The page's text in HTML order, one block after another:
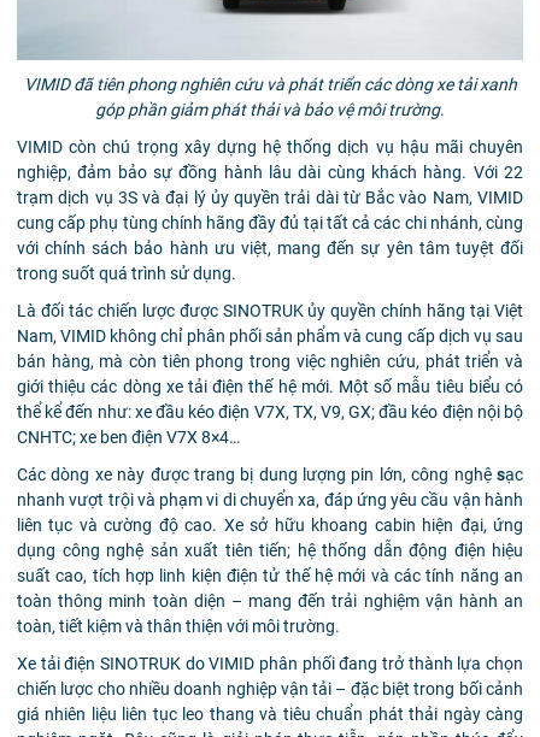
VIMID đã tiên phong nghiên cứu và phát triển các dòng xe tải xanh
góp phần giảm phát thải và bảo vệ môi trường.
VIMID còn chú trọng xây dựng hệ thống dịch vụ hậu mãi chuyên
nghiệp, đảm bảo sự đồng hành lâu dài cùng khách hàng. Với 22
trạm dịch vụ 3S và đại lý ủy quyền trải dài từ Bắc vào Nam, VIMID
cung cấp phụ tùng chính hãng đầy đủ tại tất cả các chi nhánh, cùng
với chính sách bảo hành ưu việt, mang đến sự yên tâm tuyệt đối
trong suốt quá trình sử dụng.
Là đối tác chiến lược được SINOTRUK ủy quyền chính hãng tại Việt
Nam, VIMID không chỉ phân phối sản phẩm và cung cấp dịch vụ sau
bán hàng, mà còn tiên phong trong việc nghiên cứu, phát triển và
giới thiệu các dòng xe tải điện thế hệ mới. Một số mẫu tiêu biểu có
thể kể đến như: xe đầu kéo điện V7X, TX, V9, GX; đầu kéo điện nội bộ
CNHTC; xe ben điện V7X 8×4…
Các dòng xe này được trang bị dung lượng pin lớn, công nghệ sạc
nhanh vượt trội và phạm vi di chuyển xa, đáp ứng yêu cầu vận hành
liên tục và cường độ cao. Xe sở hữu khoang cabin hiện đại, ứng
dụng công nghệ sản xuất tiên tiến; hệ thống dẫn động điện hiệu
suất cao, tích hợp linh kiện điện tử thế hệ mới và các tính năng an
toàn thông minh toàn diện – mang đến trải nghiệm vận hành an
toàn, tiết kiệm và thân thiện với môi trường.
Xe tải điện SINOTRUK do VIMID phân phối đang trở thành lựa chọn
chiến lược cho nhiều doanh nghiệp vận tải – đặc biệt trong bối cảnh
giá nhiên liệu liên tục leo thang và tiêu chuẩn phát thải ngày càng